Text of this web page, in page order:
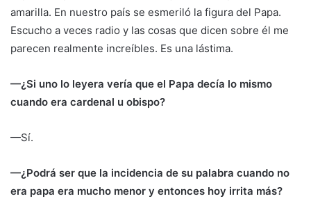
amarilla. En nuestro país se esmeriló la figura del Papa.
Escucho a veces radio y las cosas que dicen sobre él me
parecen realmente increíbles. Es una lástima.
—¿Si uno lo leyera vería que el Papa decía lo mismo
cuando era cardenal u obispo?
—Sí.
—¿Podrá ser que la incidencia de su palabra cuando no
era papa era mucho menor y entonces hoy irrita más?